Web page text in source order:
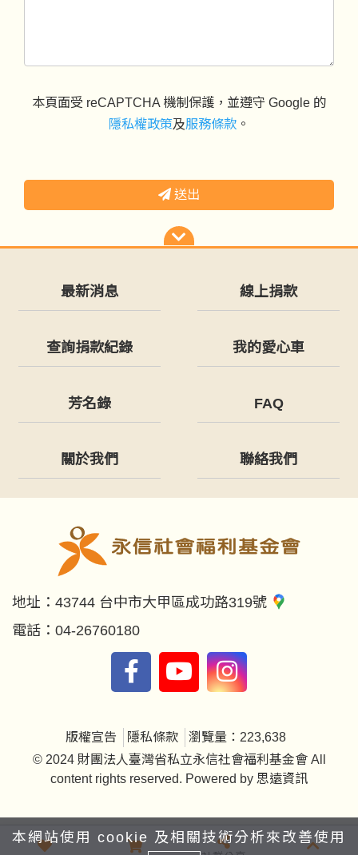
本頁面受 reCAPTCHA 機制保護，並遵守 Google 的
隱私權政策及服務條款 。
送出
最新消息 線上捐款
查詢捐款紀錄 我的愛心車
芳名錄 FAQ
關於我們 聯絡我們
地址： 43744 台中市大甲區成功路319號
電話： 04-26760180
版權宣告 隱私條款
瀏覽量：223,638
© 2024 財團法人臺灣省私立永信社會福利基金會 All
content rights reserved. Powered by 思遠資訊
本網站使用 cookie 及相關技術分析來改善使用